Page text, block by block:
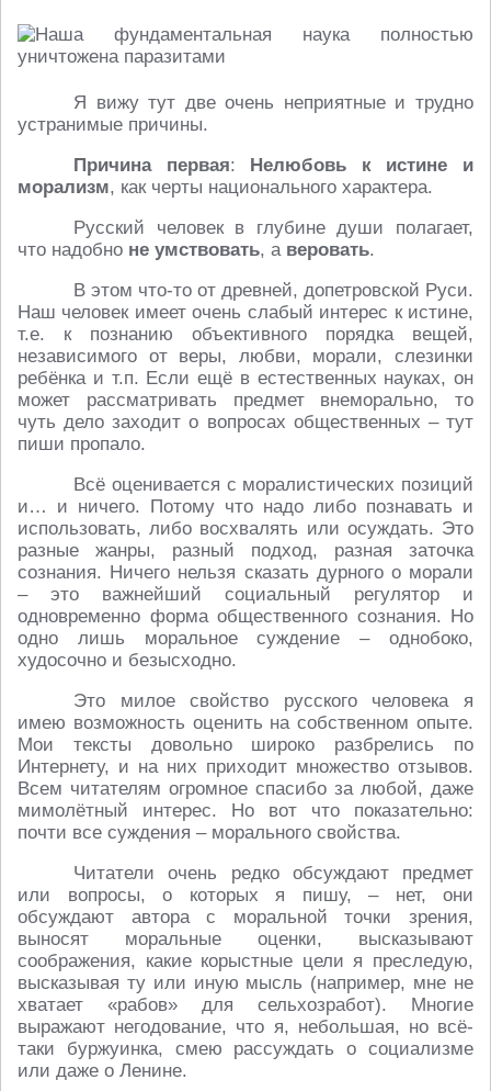
Я вижу тут две очень неприятные и трудно
устранимые причины.
Причина первая: Нелюбовь к истине и
морализм, как черты национального характера.
Русский человек в глубине души полагает,
что надобно не умствовать, а веровать.
В этом что-то от древней, допетровской Руси.
Наш человек имеет очень слабый интерес к истине,
т.е. к познанию объективного порядка вещей,
независимого от веры, любви, морали, слезинки
ребёнка и т.п. Если ещё в естественных науках, он
может рассматривать предмет внеморально, то
чуть дело заходит о вопросах общественных – тут
пиши пропало.
Всё оценивается с моралистических позиций
и… и ничего. Потому что надо либо познавать и
использовать, либо восхвалять или осуждать. Это
разные жанры, разный подход, разная заточка
сознания. Ничего нельзя сказать дурного о морали
– это важнейший социальный регулятор и
одновременно форма общественного сознания. Но
одно лишь моральное суждение – однобоко,
худосочно и безысходно.
Это милое свойство русского человека я
имею возможность оценить на собственном опыте.
Мои тексты довольно широко разбрелись по
Интернету, и на них приходит множество отзывов.
Всем читателям огромное спасибо за любой, даже
мимолётный интерес. Но вот что показательно:
почти все суждения – морального свойства.
Читатели очень редко обсуждают предмет
или вопросы, о которых я пишу, – нет, они
обсуждают автора с моральной точки зрения,
выносят моральные оценки, высказывают
соображения, какие корыстные цели я преследую,
высказывая ту или иную мысль (например, мне не
хватает «рабов» для сельхозработ). Многие
выражают негодование, что я, небольшая, но всё-
таки буржуинка, смею рассуждать о социализме
или даже о Ленине.